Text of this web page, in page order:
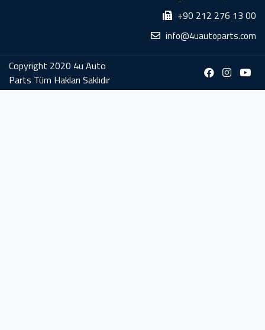
+90 212 276 13 00
info@4uautoparts.com
Copyright 2020 4u Auto
Parts Tüm Hakları Saklıdır